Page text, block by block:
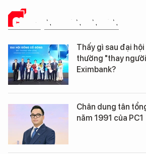
CHUYỆN DOANH NHÂN
Thấy gì sau đại
thường "thay
Eximbank?
Chân dung tân
năm 1991 của PC1